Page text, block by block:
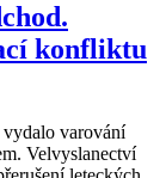
konfliktu
vydalo varování
Velvyslanectví